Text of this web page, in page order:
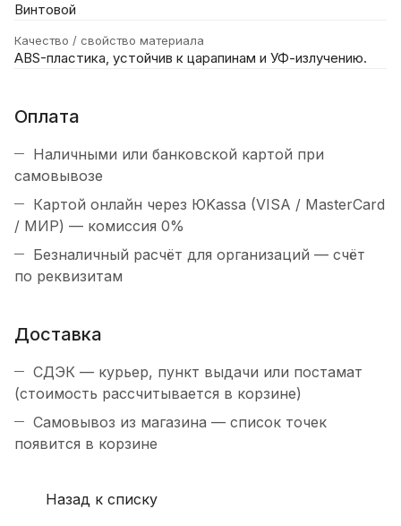
Винтовой
Качество / свойство материала
ABS-пластика, устойчив к царапинам и УФ-излучению.
Оплата
Наличными или банковской картой при
самовывозе
Картой онлайн через ЮKassa (VISA / MasterCard
/ МИР) — комиссия 0%
Безналичный расчёт для организаций — счёт
по реквизитам
Доставка
СДЭК — курьер, пункт выдачи или постамат
(стоимость рассчитывается в корзине)
Самовывоз из магазина — список точек
появится в корзине
Назад к списку